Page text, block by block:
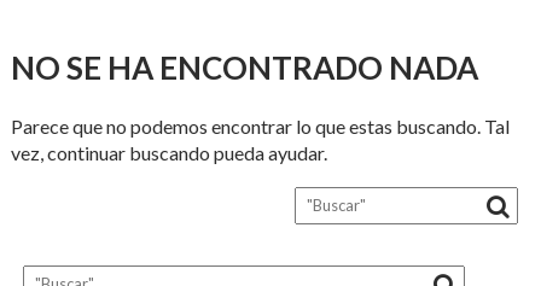
NO SE HA ENCONTRADO NADA
Parece que no podemos encontrar lo que estas buscando. Tal
vez, continuar buscando pueda ayudar.